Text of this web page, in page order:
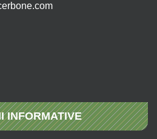
INFORMATIVE